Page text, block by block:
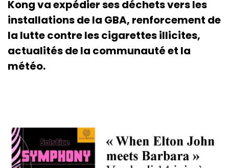
Kong va expédier ses déchets vers les
installations de la GBA, renforcement de
la lutte contre les cigarettes illicites,
actualités de la communauté et la
météo.